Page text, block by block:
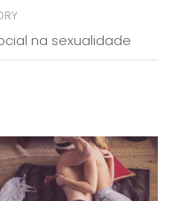
na sexualidade